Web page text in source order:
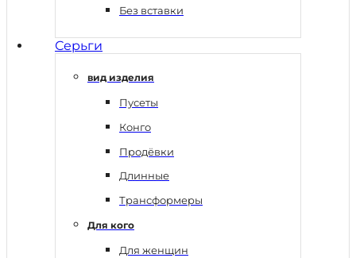
Без вставки
Серьги
вид изделия
Пусеты
Конго
Продёвки
Длинные
Трансформеры
Для кого
Для женщин